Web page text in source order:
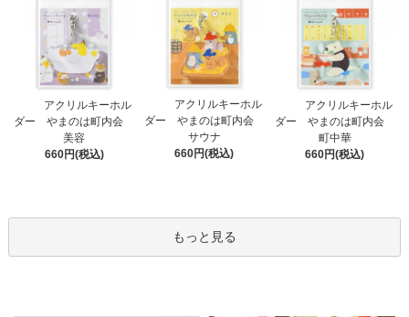
アクリルキーホル
ダー やまのは町内会
美容
660円(税込)
アクリルキーホル
ダー やまのは町内会
サウナ
660円(税込)
アクリルキーホル
ダー やまのは町内会
町中華
660円(税込)
もっと見る